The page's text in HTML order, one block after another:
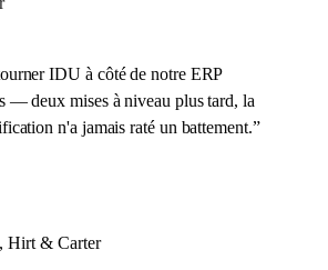
IDU à côté de notre ERP
— deux mises à niveau plus tard, la
n'a jamais raté un battement.”
Hirt & Carter